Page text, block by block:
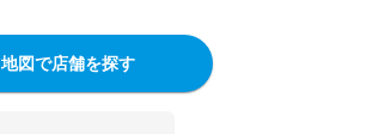
地図で店舗を探す